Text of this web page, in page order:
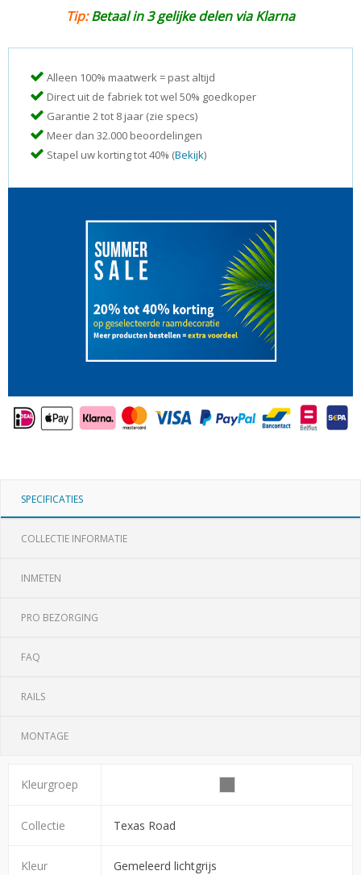
Tip:Betaal in 3 gelijke delen via Klarna
Alleen 100% maatwerk = past altijd
Direct uit de fabriek tot wel 50% goedkoper
Garantie 2 tot 8 jaar (zie specs)
Meer dan 32.000 beoordelingen
Stapel uw korting tot 40% (Bekijk)
SPECIFICATIES
COLLECTIE INFORMATIE
INMETEN
PRO BEZORGING
FAQ
RAILS
MONTAGE
Kleurgroep
Collectie Texas Road
Kleur Gemeleerd lichtgrijs